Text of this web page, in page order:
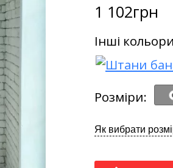
1 102грн
Інші
Розміри:
Як вибрати